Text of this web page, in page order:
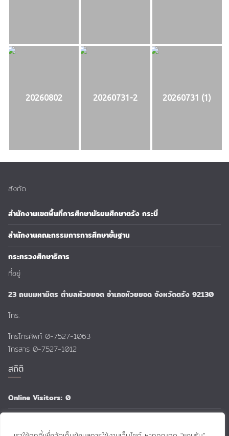
20260802 20260731-2 20260731 (1)
สังกัด
สำนักงานเขตพื้นที่การศึกษามัธยมศึกษาตรัง กระบี่
สำนักงานคณะกรรมการการศึกษาขั้นฐาน
กระทรวงศึกษาธิการ
ที่อยู่
23 ถนนมหามิตร ตำบลห้วยยอด อำเภอห้วยยอด จังหวัดตรัง 92130
โทร.
โทรโทรศัพท์ 0-7527-1063
โทรสาร 0-7527-1012
สถิติ
Online Visitors: 0